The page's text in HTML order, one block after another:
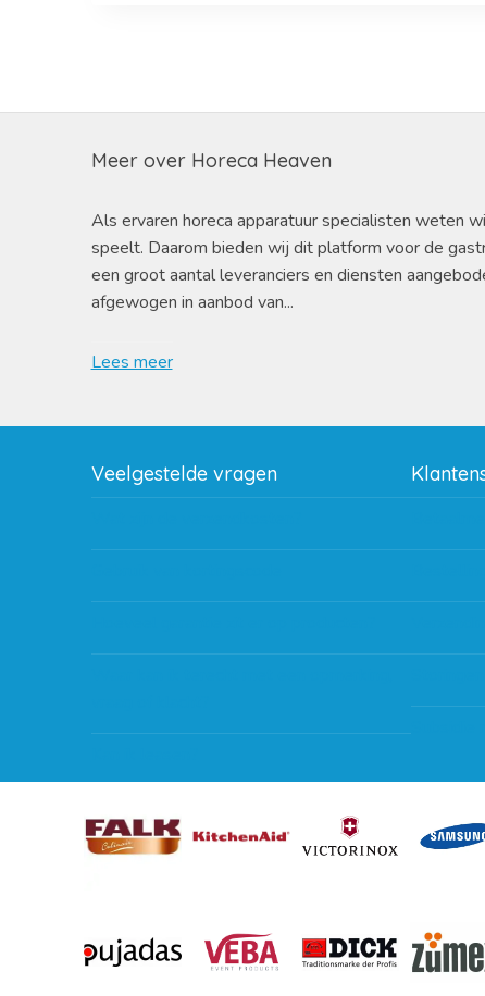
Meer over Horeca Heaven
Als ervaren horeca apparatuur specialisten weten
speelt. Daarom bieden wij dit platform voor de
een groot aantal leveranciers en diensten
afgewogen in aanbod van...
Lees meer
Veelgestelde vragen
Subsidie